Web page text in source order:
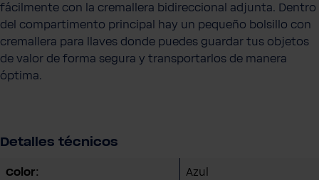
fácilmente con la cremallera bidireccional adjunta. Dentro
del compartimento principal hay un pequeño bolsillo con
cremallera para llaves donde puedes guardar tus objetos
de valor de forma segura y transportarlos de manera
óptima.
Detalles técnicos
Color: Azul